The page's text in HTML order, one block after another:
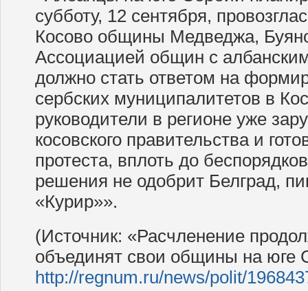
субботу, 12 сентября,
Косово общины Медведжа,
Ассоциацией общин с
должно стать ответом на
сербских муниципалитетов в
руководители в регионе уже
косовского правительства и
протеста, вплоть до
решения не одобрит Белград,
«Курир»».
(Источник: «Расчленение
объединят свои общины на юге
http://regnum.ru/news/polit/